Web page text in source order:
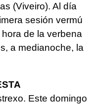
(Viveiro). Al día
sesión vermú
de la verbena
a medianoche, la
Este domingo